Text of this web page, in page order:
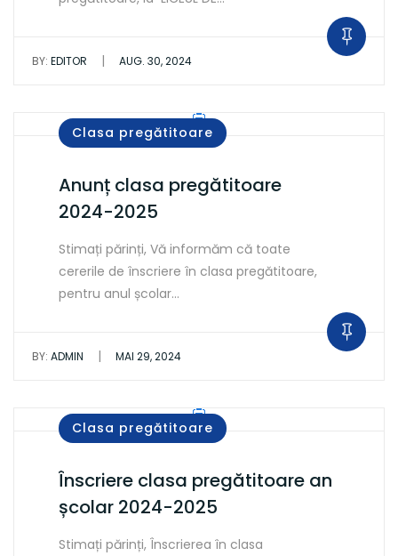
BY: EDITOR | AUG. 30, 2024
Clasa pregătitoare
Anunț clasa pregătitoare
2024-2025
Stimați părinți, Vă informăm că toate
cererile de înscriere în clasa pregătitoare,
pentru anul școlar…
BY: ADMIN | MAI 29, 2024
Clasa pregătitoare
Înscriere clasa pregătitoare an
școlar 2024-2025
Stimați părinți, Înscrierea în clasa